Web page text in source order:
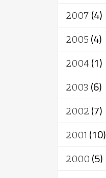
2007(4)
2005(4)
2004(1)
2003 (6)
2002(7)
2001 (10)
2000(5)